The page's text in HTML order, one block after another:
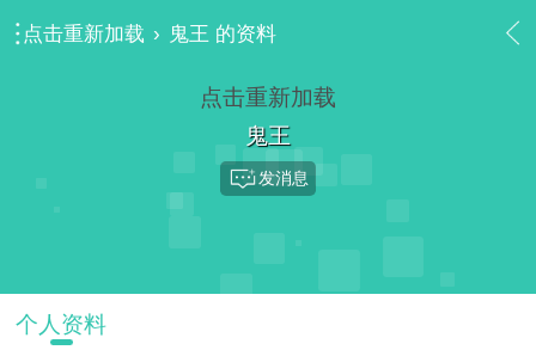
点击重新加载 › 鬼王 的资料
点击重新加载
鬼王
发消息
个人资料